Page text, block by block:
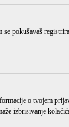
pokušavaš
o tvojem
izbrisivanje